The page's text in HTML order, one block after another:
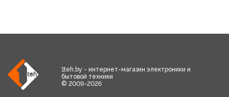
1teh.by - интернет-магазин электроники и
бытовой техники
© 2009-2026